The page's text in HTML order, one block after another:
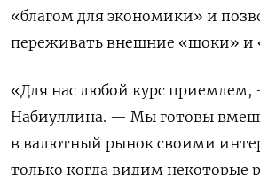
«благом для экономики» и
переживать внешние «шоки» и
«Для нас любой курс приемлем,
Набиуллина. — Мы готовы
в валютный рынок своими
только когда видим некоторые